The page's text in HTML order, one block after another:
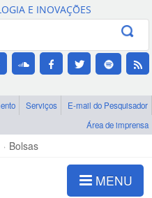
Canais
E INOVAÇÕES
Serviços
E-mail do Pesquisador
Área de imprensa
Bolsas
MENU